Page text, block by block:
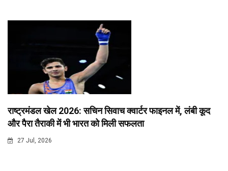
राष्ट्रमंडल खेल 2026: सचिन सिवाच क्वार्टर फाइनल में, लंबी कूद
और पैरा तैराकी में भी भारत को मिली सफलता
27 Jul, 2026